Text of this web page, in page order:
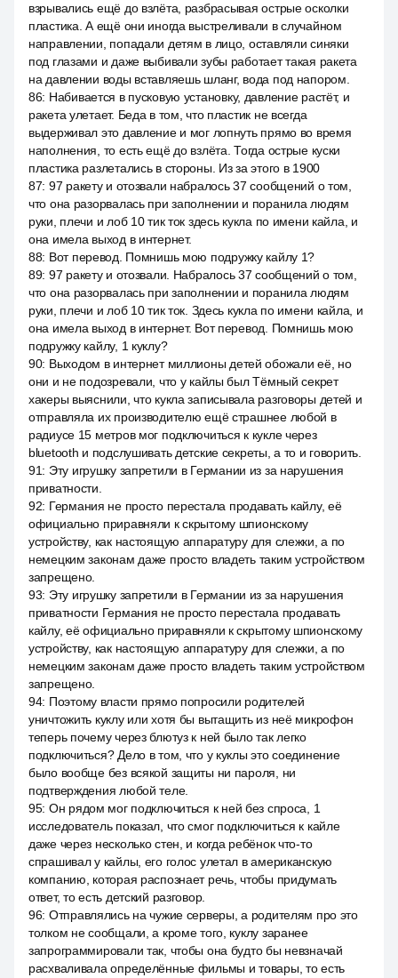
взрывались ещё до взлёта, разбрасывая острые осколки
пластика. А ещё они иногда выстреливали в случайном
направлении, попадали детям в лицо, оставляли синяки
под глазами и даже выбивали зубы работает такая ракета
на давлении воды вставляешь шланг, вода под напором.
86: Набивается в пусковую установку, давление растёт, и
ракета улетает. Беда в том, что пластик не всегда
выдерживал это давление и мог лопнуть прямо во время
наполнения, то есть ещё до взлёта. Тогда острые куски
пластика разлетались в стороны. Из за этого в 1900
87: 97 ракету и отозвали набралось 37 сообщений о том,
что она разорвалась при заполнении и поранила людям
руки, плечи и лоб 10 тик ток здесь кукла по имени кайла, и
она имела выход в интернет.
88: Вот перевод. Помнишь мою подружку кайлу 1?
89: 97 ракету и отозвали. Набралось 37 сообщений о том,
что она разорвалась при заполнении и поранила людям
руки, плечи и лоб 10 тик ток. Здесь кукла по имени кайла, и
она имела выход в интернет. Вот перевод. Помнишь мою
подружку кайлу, 1 куклу?
90: Выходом в интернет миллионы детей обожали её, но
они и не подозревали, что у кайлы был Тёмный секрет
хакеры выяснили, что кукла записывала разговоры детей и
отправляла их производителю ещё страшнее любой в
радиусе 15 метров мог подключиться к кукле через
bluetooth и подслушивать детские секреты, а то и говорить.
91: Эту игрушку запретили в Германии из за нарушения
приватности.
92: Германия не просто перестала продавать кайлу, её
официально приравняли к скрытому шпионскому
устройству, как настоящую аппаратуру для слежки, а по
немецким законам даже просто владеть таким устройством
запрещено.
93: Эту игрушку запретили в Германии из за нарушения
приватности Германия не просто перестала продавать
кайлу, её официально приравняли к скрытому шпионскому
устройству, как настоящую аппаратуру для слежки, а по
немецким законам даже просто владеть таким устройством
запрещено.
94: Поэтому власти прямо попросили родителей
уничтожить куклу или хотя бы вытащить из неё микрофон
теперь почему через блютуз к ней было так легко
подключиться? Дело в том, что у куклы это соединение
было вообще без всякой защиты ни пароля, ни
подтверждения любой теле.
95: Он рядом мог подключиться к ней без спроса, 1
исследователь показал, что смог подключиться к кайле
даже через несколько стен, и когда ребёнок что-то
спрашивал у кайлы, его голос улетал в американскую
компанию, которая распознает речь, чтобы придумать
ответ, то есть детский разговор.
96: Отправлялись на чужие серверы, а родителям про это
толком не сообщали, а кроме того, куклу заранее
запрограммировали так, чтобы она будто бы невзначай
расхваливала определённые фильмы и товары, то есть